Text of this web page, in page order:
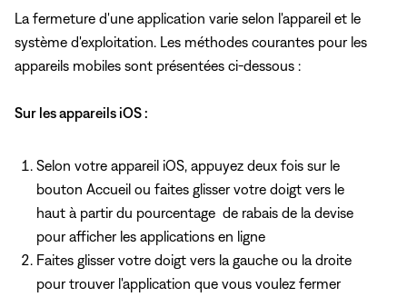
La fermeture d'une application varie selon l'appareil et le
système d'exploitation. Les méthodes courantes pour les
appareils mobiles sont présentées ci-dessous :
Sur les appareils iOS :
Selon votre appareil iOS, appuyez deux fois sur le
bouton Accueil ou faites glisser votre doigt vers le
haut à partir du pourcentage de rabais de la devise
pour afficher les applications en ligne
Faites glisser votre doigt vers la gauche ou la droite
pour trouver l'application que vous voulez fermer